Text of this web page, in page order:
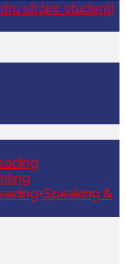
străini: studenți
&